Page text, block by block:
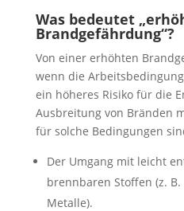
Was bedeutet
Brandgefährdung“?
Von einer erhöhten
wenn die
ein höheres Risiko für die
Ausbreitung von Bränden
für solche Bedingungen
Der Umgang mit leicht
brennbaren Stoffen (z. B.
Metalle).